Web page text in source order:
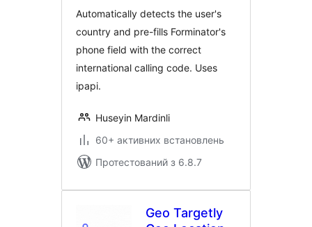
Automatically detects the user's
country and pre-fills Forminator's
phone field with the correct
international calling code. Uses
ipapi.
Huseyin Mardinli
60+ активних встановлень
Протестований з 6.8.7
Geo Targetly